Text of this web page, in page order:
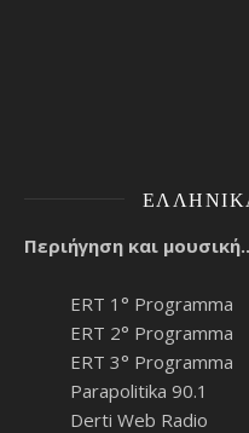
Περιήγηση και
ERT 1° Programma
ERT 2° Programma
ERT 3° Programma
Parapolitika 90.1
Derti Web Radio